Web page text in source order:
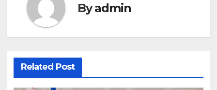
Byadmin
Related Post